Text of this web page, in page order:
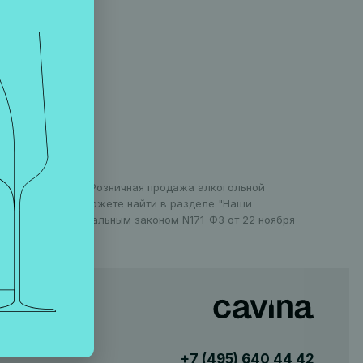
в Москве. Розничная продажа алкогольной
вы можете найти в разделе "Наши
Федеральным законом N171-ФЗ от 22 ноября
+7 (495) 640 44 42